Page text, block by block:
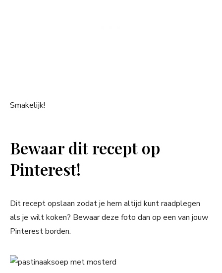
Smakelijk!
Bewaar dit recept op
Pinterest!
Dit recept opslaan zodat je hem altijd kunt raadplegen
als je wilt koken? Bewaar deze foto dan op een van jouw
Pinterest borden.